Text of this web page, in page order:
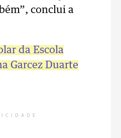
conclui a
da Escola
Garcez Duarte